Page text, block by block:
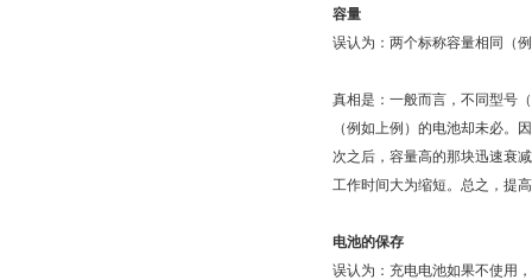
容量
误认为：两个标称容量相同（
真相是：一般而言，不同型号
（例如上例）的电池却未必。
次之后，容量高的那块迅速衰
工作时间大为缩短。总之，提
电池的保存
误认为：充电电池如果不使用